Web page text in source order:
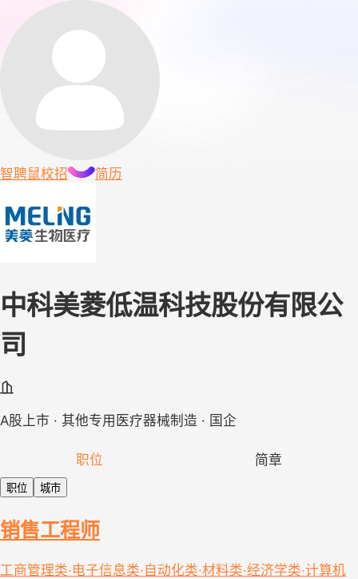
智聘鼠校招 简历
中科美菱低温科技股份有限公
司
A股上市 · 其他专用医疗器械制造 · 国企
职位 简章
职位 城市
销售工程师
工商管理类·电子信息类·自动化类·材料类·经济学类·计算机